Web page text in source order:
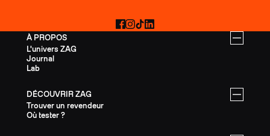
À PROPOS
L'univers ZAG
Journal
Lab
DÉCOUVRIR ZAG
Trouver un revendeur
Où tester ?
Facebook
Instagram
TikTokLinkedIn